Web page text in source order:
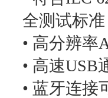
全测试标准
• 高分辨率
• 高速USB
• 蓝牙连接